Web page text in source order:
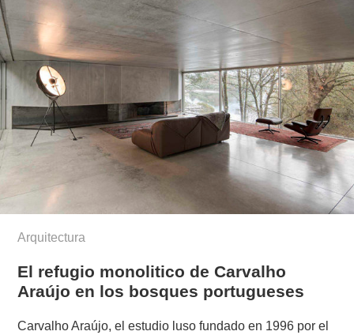
Arquitectura
El refugio monolitico de Carvalho
Araújo en los bosques portugueses
Carvalho Araújo, el estudio luso fundado en 1996 por el